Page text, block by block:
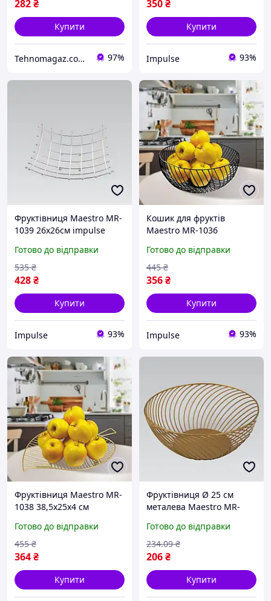
282₴
Купити
Tehnomagaz.com.ua - це передовий інтернет-магазин, спеціалізуючийся на продажу техніки 97%
350₴
Купити
Impulse 93%
Фруктівниця Maestro MR-
1039 26х26см impulse
Готово до відправки
428₴
535 ₴
Купити
Impulse 93%
Кошик для фруктів
Maestro MR-1036
impulse
Готово до відправки
356₴
445 ₴
Купити
Impulse 93%
Фруктівниця Maestro MR-
1038 38,5х25х4 см
Готово до відправки
364₴
455 ₴
Купити
Фруктівниця Ø 25 см
металева Maestro MR-
Готово до відправки
206₴
234.09 ₴
Купити